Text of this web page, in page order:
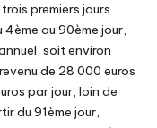
premiers jours
4ème au 90ème jour,
soit environ
de 28 000 euros
par jour, loin de
du 91ème jour,